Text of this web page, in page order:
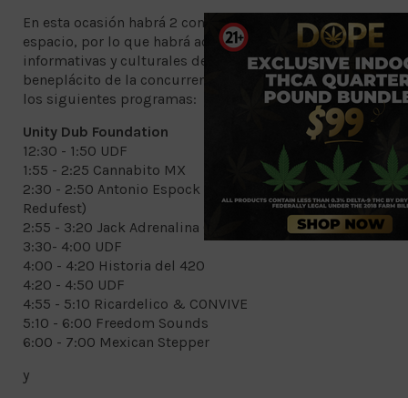
En esta ocasión habrá 2 consolas compartiendo el
espacio, por lo que habrá actuaciones musicales,
informativas y culturales de forma simultánea, para el
beneplácito de la concurrencia. Los sonidos tendrán
los siguientes programas:
Unity Dub Foundation
12:30 - 1:50 UDF
1:55 - 2:25 Cannabito MX
2:30 - 2:50 Antonio Espock y Ale (Concursante
Redufest)
2:55 - 3:20 Jack Adrenalina (Ganador Redufest)
3:30- 4:00 UDF
4:00 - 4:20 Historia del 420
4:20 - 4:50 UDF
4:55 - 5:10 Ricardelico & CONVIVE
5:10 - 6:00 Freedom Sounds
6:00 - 7:00 Mexican Stepper
y